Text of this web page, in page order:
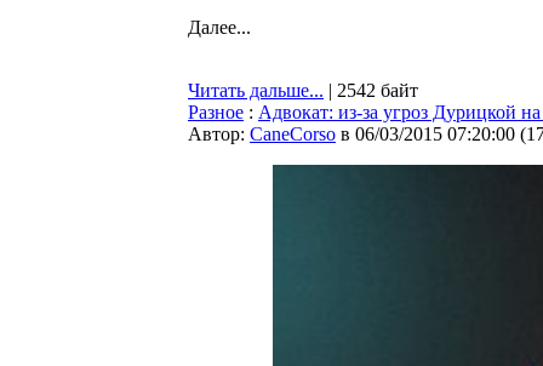
Далее...
Читать дальше... | 2542 байт
Разное : Адвокат: из-за угроз Дурицкой
Автор: CaneCorso в 06/03/2015 07:20:00 (